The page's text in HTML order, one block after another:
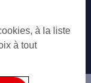
à la liste
à tout